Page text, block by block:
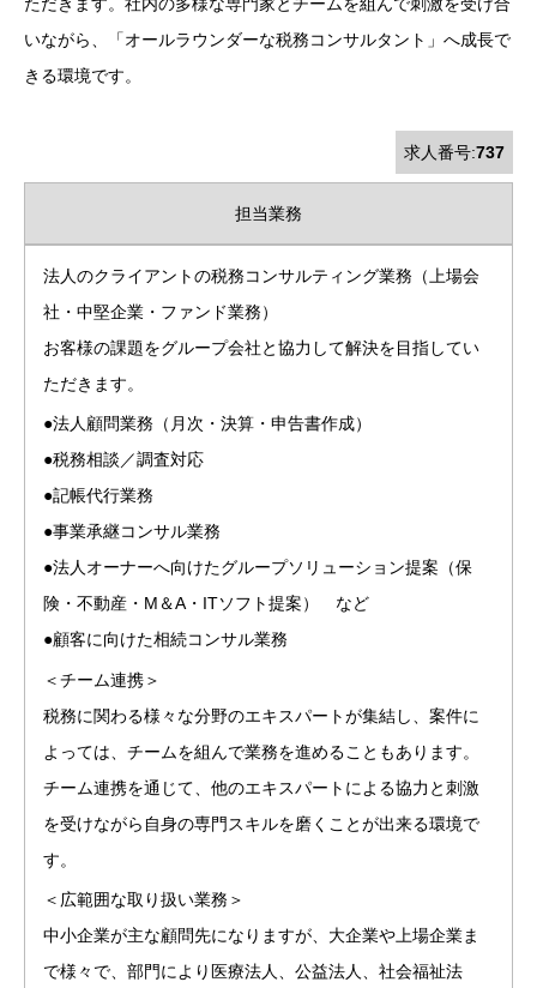
ただきます。社内の多様な専門家とチームを組んで刺激を受け合
いながら、「オールラウンダーな税務コンサルタント」へ成長で
きる環境です。
求人番号:737
担当業務
法人のクライアントの税務コンサルティング業務（上場会
社・中堅企業・ファンド業務）
お客様の課題をグループ会社と協力して解決を目指してい
ただきます。
●法人顧問業務（月次・決算・申告書作成）
●税務相談／調査対応
●記帳代行業務
●事業承継コンサル業務
●法人オーナーへ向けたグループソリューション提案（保
険・不動産・М＆A・ITソフト提案） など
●顧客に向けた相続コンサル業務
＜チーム連携＞
税務に関わる様々な分野のエキスパートが集結し、案件に
よっては、チームを組んで業務を進めることもあります。
チーム連携を通じて、他のエキスパートによる協力と刺激
を受けながら自身の専門スキルを磨くことが出来る環境で
す。
＜広範囲な取り扱い業務＞
中小企業が主な顧問先になりますが、大企業や上場企業ま
で様々で、部門により医療法人、公益法人、社会福祉法